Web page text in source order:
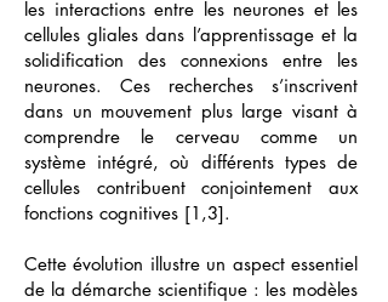
les interactions entre les neurones et les
cellules gliales dans l’apprentissage et la
solidification des connexions entre les
neurones. Ces recherches s’inscrivent
dans un mouvement plus large visant à
comprendre le cerveau comme un
système intégré, où différents types de
cellules contribuent conjointement aux
fonctions cognitives [1,3].
Cette évolution illustre un aspect essentiel
de la démarche scientifique : les modèles